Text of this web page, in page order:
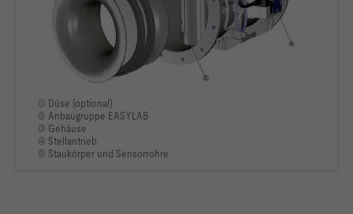
① Düse (optional)
② Anbaugruppe EASYLAB
③ Gehäuse
④ Stellantrieb
⑤ Staukörper und Sensorrohre